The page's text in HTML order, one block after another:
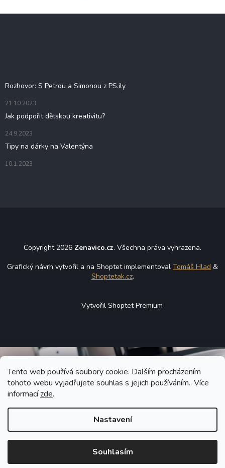
Tento web používá soubory cookie. Dalším procházením
tohoto webu vyjadřujete souhlas s jejich používáním.. Více
informacízde.
Nastavení
Souhlasím
a
v
v
Rozhovor: S Petrou a Simonou z PS.ily
21.10.2023
Jak podpořit dětskou kreativitu?
24.9.2023
Tipy na dárky na Valentýna
10.1.2023
Copyright 2026 Zenavico.cz. Všechna práva vyhrazena.
Grafický návrh vytvořil a na Shoptet implementoval Tomáš Hlad &
Shoptetak.cz.
Vytvořil Shoptet Premium